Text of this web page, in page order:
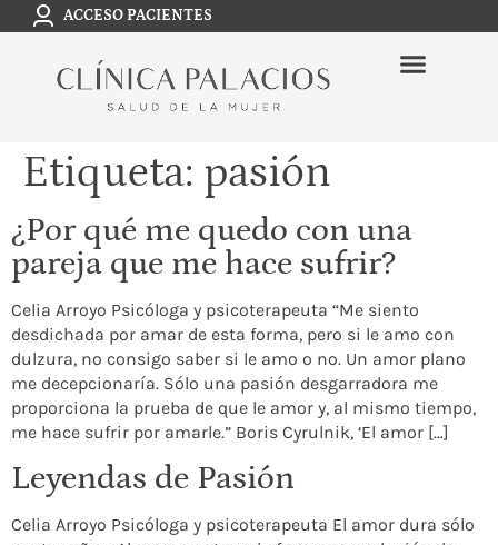
ACCESO PACIENTES
Etiqueta: pasión
¿Por qué me quedo con una
pareja que me hace sufrir?
Celia Arroyo Psicóloga y psicoterapeuta “Me siento
desdichada por amar de esta forma, pero si le amo con
dulzura, no consigo saber si le amo o no. Un amor plano
me decepcionaría. Sólo una pasión desgarradora me
proporciona la prueba de que le amor y, al mismo tiempo,
me hace sufrir por amarle.” Boris Cyrulnik, ‘El amor […]
Leyendas de Pasión
Celia Arroyo Psicóloga y psicoterapeuta El amor dura sólo